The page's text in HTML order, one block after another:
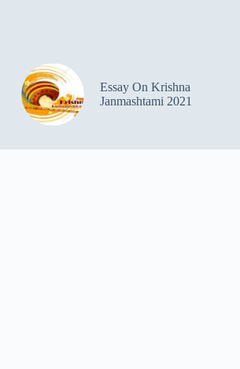
Essay On Krishna
Janmashtami 2021